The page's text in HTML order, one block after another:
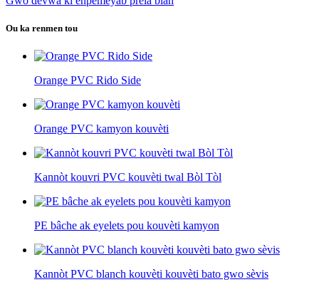
Ou ka renmen tou
Orange PVC Rido Side
Orange PVC kamyon kouvèti
Kannòt kouvri PVC kouvèti twal Bòl Tòl
PE bâche ak eyelets pou kouvèti kamyon
Kannòt PVC blanch kouvèti kouvèti bato gwo sèvis